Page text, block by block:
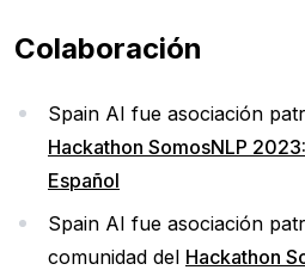
Colaboración
Spain AI fue asociación
Hackathon SomosNLP
Español
Spain AI fue asociación
comunidad del Hackathon